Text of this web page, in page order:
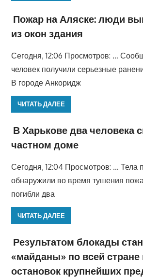
Пожар на Аляске: люди
из окон здания
Сегодня, 12:06 Просмотров: …
человек получили серьезные
В городе Анкоридж
ЧИТАТЬ ДАЛЕЕ
В Харькове два человека
частном доме
Сегодня, 12:04 Просмотров: … Тела
обнаружили во время тушения
погибли два
ЧИТАТЬ ДАЛЕЕ
Результатом блокады
«майданы» по всей стране
остановок крупнейших